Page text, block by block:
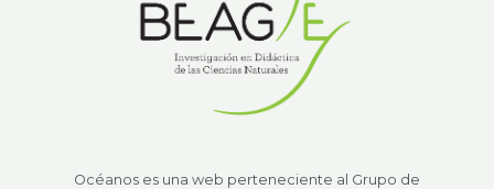
Océanos es una web perteneciente al Grupo de